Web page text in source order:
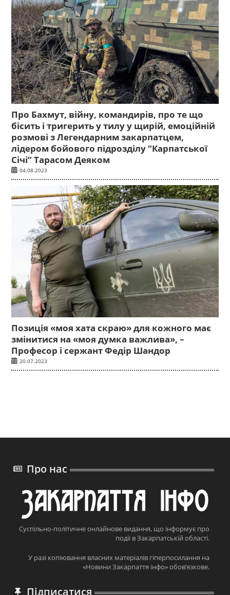
Про Бахмут, війну, командирів, про те що
бісить і тригерить у тилу у щирій, емоційній
розмові з Легендарним закарпатцем,
лідером бойового підрозділу “Карпатської
Січі” Тарасом Деяком
04.08.2023
Позиція «моя хата скраю» для кожного має
змінитися на «моя думка важлива», –
Професор і сержант Федір Шандор
20.07.2023
Про нас
Суспільно-політичне онлайнове видання, що інформує про
події в Закарпатській області.
У разі копіювання власних матеріалів гіперпосилання на
«Новини Закарпаття інфо» обов’язкове.
Підписатися